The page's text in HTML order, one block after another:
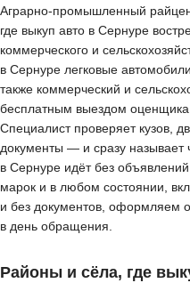
Аграрно-промышленный
где выкуп авто в Сернуре
коммерческого и
в Сернуре легковые
также коммерческий и
бесплатным выездом
Специалист проверяет кузов,
документы — и сразу называет
в Сернуре идёт без
марок и в любом состоянии,
и без документов, оформляем
в день обращения.
Районы и сёла, где